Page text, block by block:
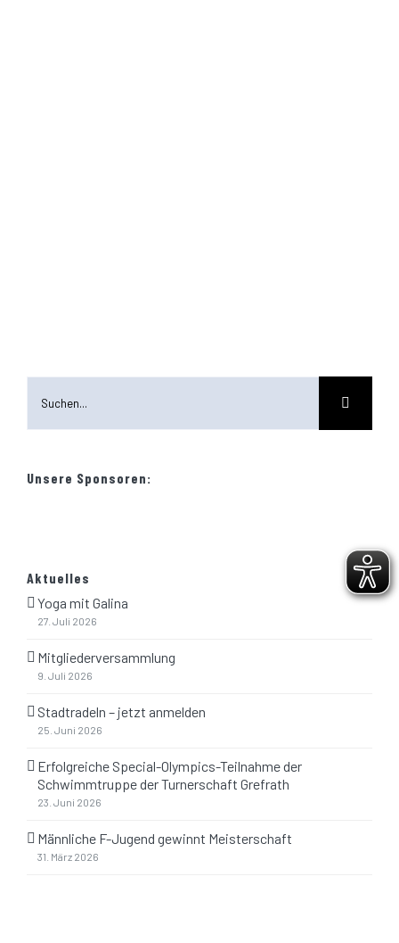
nach:
Unsere Sponsoren:
Aktuelles
Yoga mit Galina
27. Juli 2026
Mitgliederversammlung
9. Juli 2026
Stadtradeln – jetzt anmelden
25. Juni 2026
Erfolgreiche Special-Olympics-Teilnahme der
Schwimmtruppe der Turnerschaft Grefrath
23. Juni 2026
Männliche F-Jugend gewinnt Meisterschaft
31. März 2026
Suche
nach:
ScholzMedia|Impressum|Datenschutzerklärung